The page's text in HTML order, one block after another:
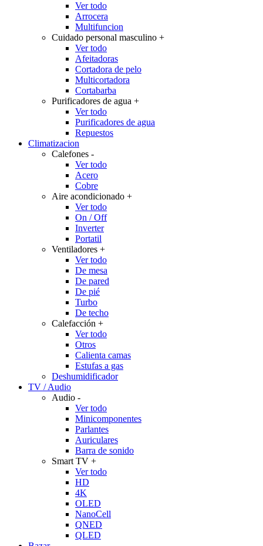
Ver todo
Arrocera
Multifuncion
Cuidado personal masculino +
Ver todo
Afeitadoras
Cortadora de pelo
Multicortadora
Cortabarba
Purificadores de agua +
Ver todo
Purificadores de agua
Repuestos
Climatizacion
Calefones -
Ver todo
Acero
Cobre
Aire acondicionado +
Ver todo
On / Off
Inverter
Portatil
Ventiladores +
Ver todo
De mesa
De pared
De pié
Turbo
De techo
Calefacción +
Ver todo
Otros
Calienta camas
Estufas a gas
Deshumidificador
TV / Audio
Audio -
Ver todo
Minicomponentes
Parlantes
Auriculares
Barra de sonido
Smart TV +
Ver todo
HD
4K
OLED
NanoCell
QNED
QLED